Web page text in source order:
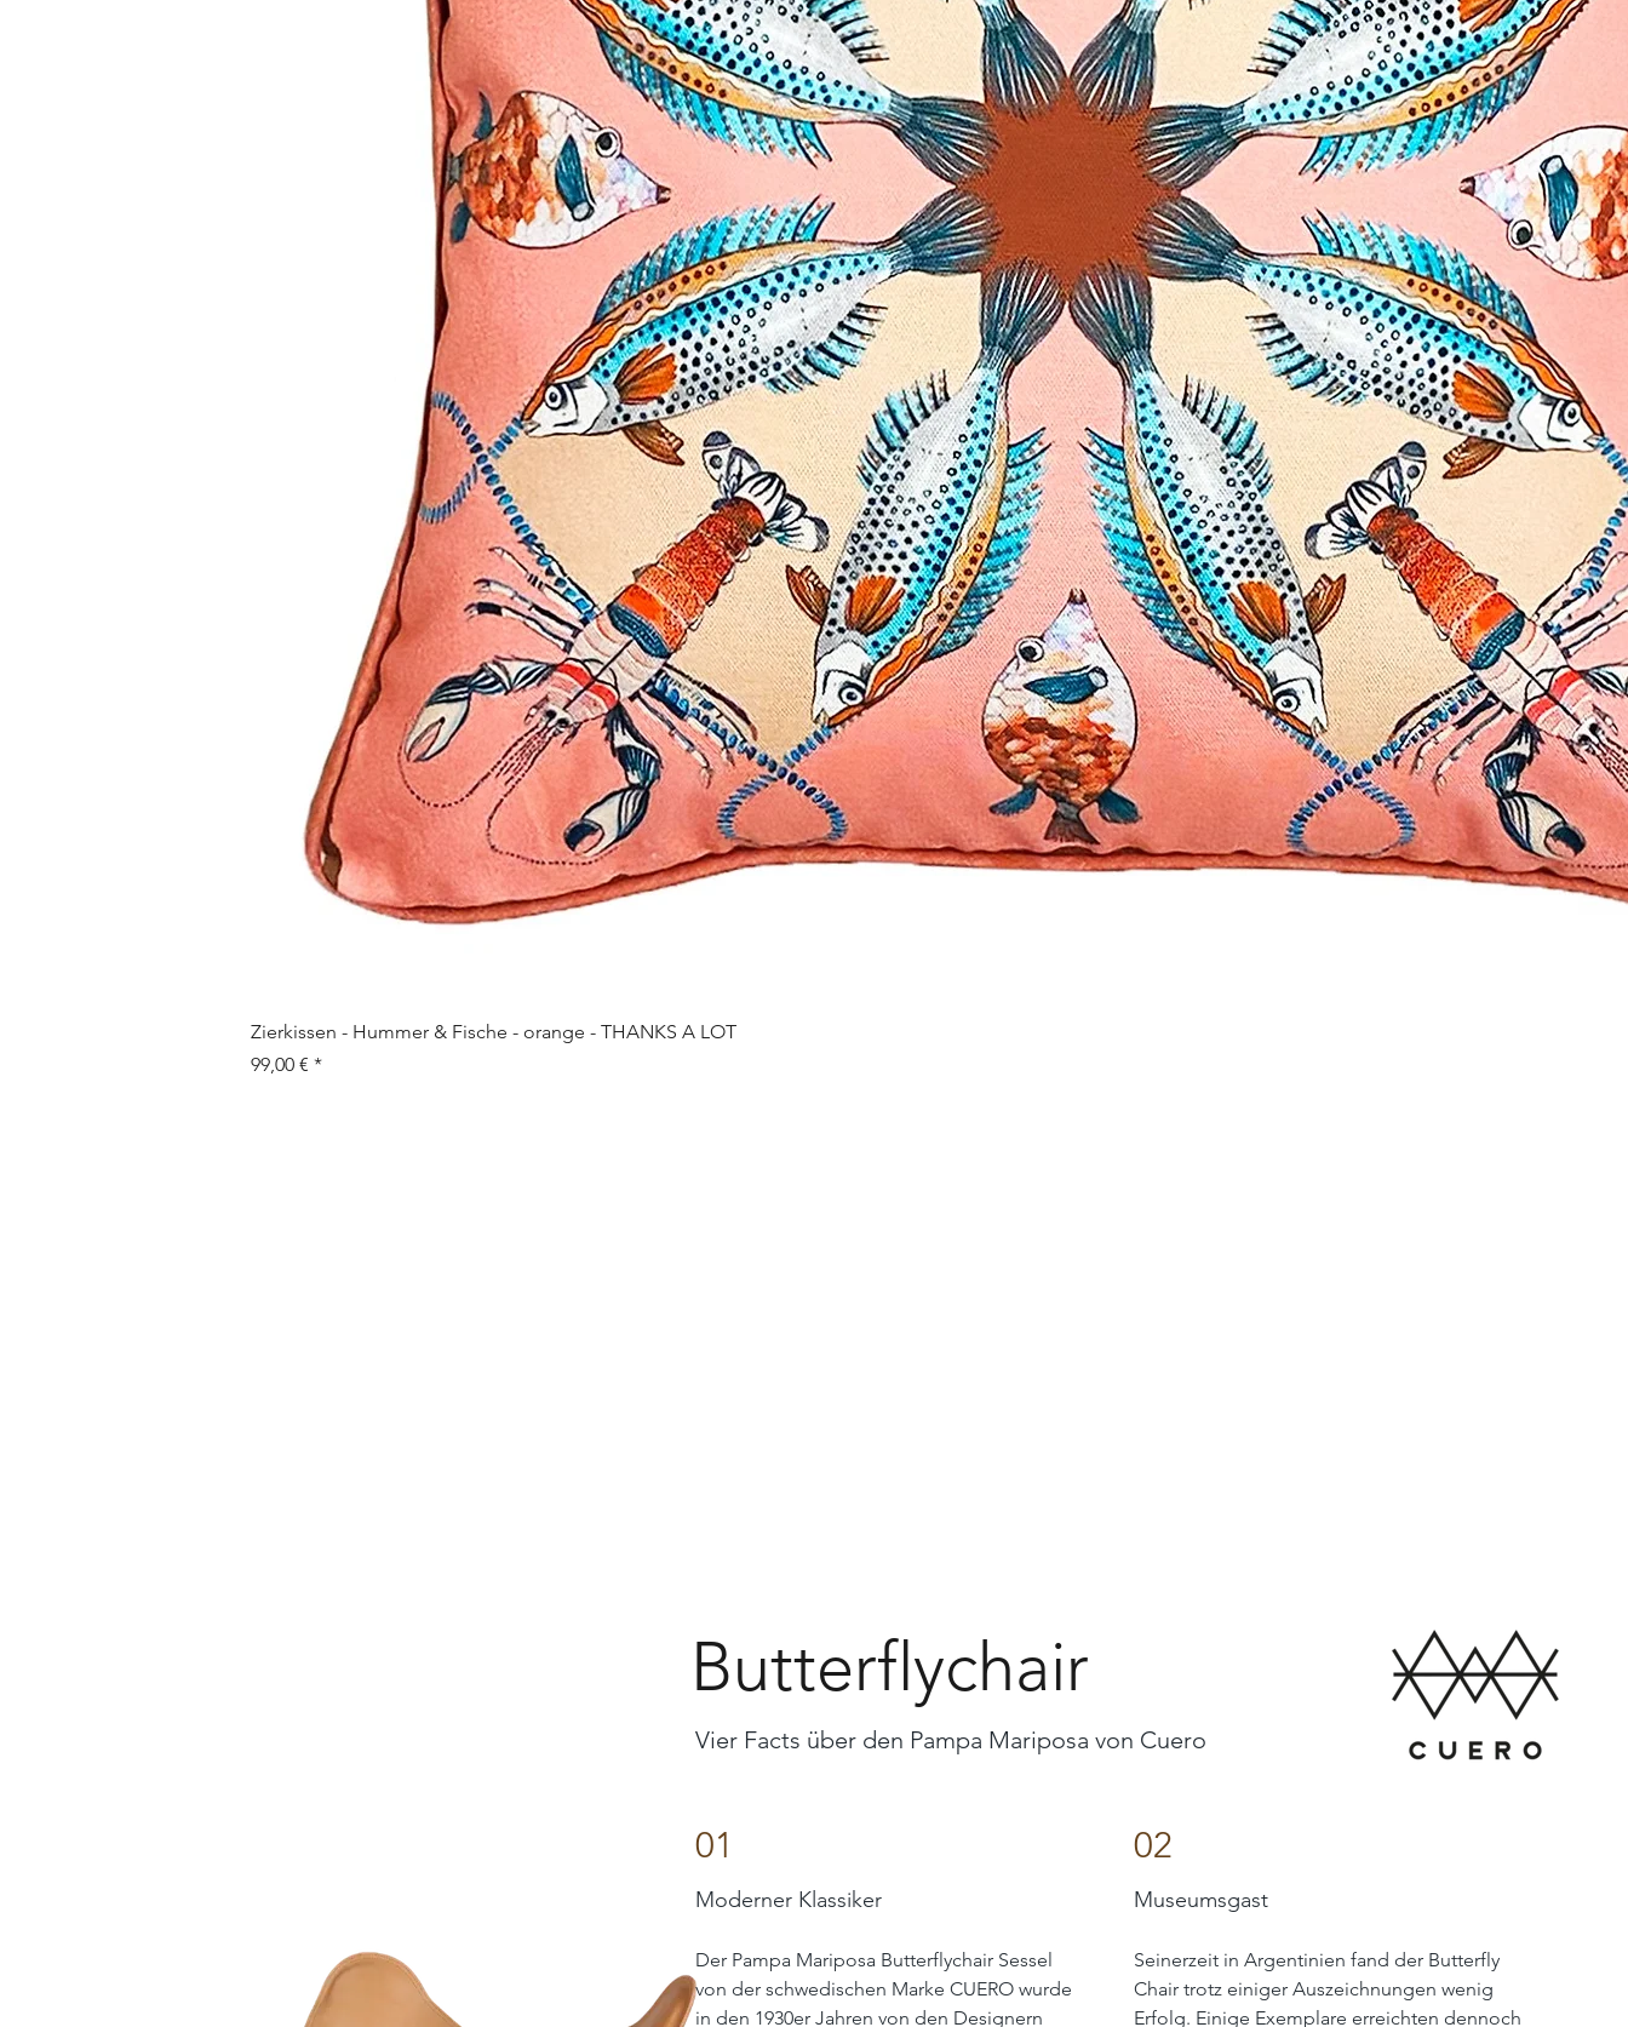
Zierkissen - Hummer & Fische - orange - THANKS A LOT
Preis
99,00 €
Butterflychair
Vier Facts über den Pampa Mariposa von Cuero
01 02
Moderner Klassiker Museumsgast
Der Pampa Mariposa Butterflychair Sessel
von der schwedischen Marke CUERO wurde
in den 1930er Jahren von den Designern
Seinerzeit in Argentinien fand der Butterfly
Chair trotz einiger Auszeichnungen wenig
Erfolg. Einige Exemplare erreichten dennoch